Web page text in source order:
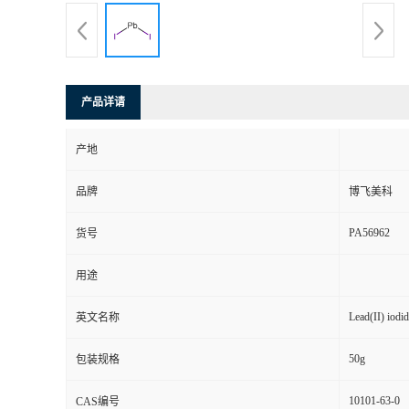
产品详请
产地
品牌 博飞美科
货号 PA56962
用途
英文名称 Lead(II)
包装规格 50g
CAS编号 10101-63-0